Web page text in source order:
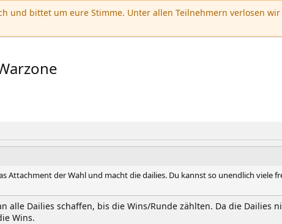
und bittet um eure Stimme. Unter allen Teilnehmern verlosen
Attachment der Wahl und macht die dailies. Du kannst so unendlich viele
alle Dailies schaffen, bis die Wins/Runde zählten. Da die Dailies
Wins.